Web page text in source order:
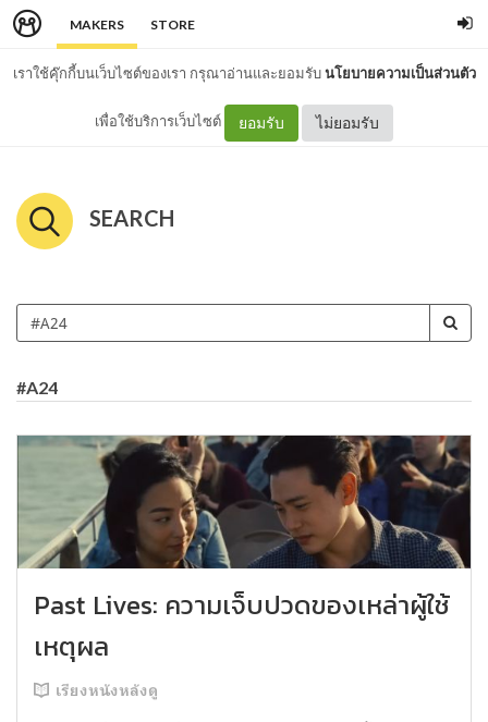
MAKERS STORE
เราใช้คุ๊กกี้บนเว็บไซต์ของเรา กรุณาอ่านและยอมรับนโยบายความเป็นส่วนตัว
เพื่อใช้บริการเว็บไซต์ ยอมรับ ไม่ยอมรับ
SEARCH
#A24
Past Lives: ความเจ็บปวดของเหล่าผู้ใช้
เหตุผล
เรียงหนังหลังดู